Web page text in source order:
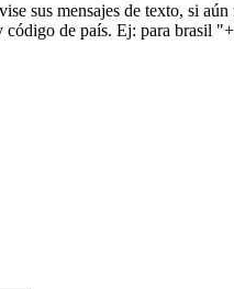
sus mensajes de texto, si
código de país. Ej: para brasil